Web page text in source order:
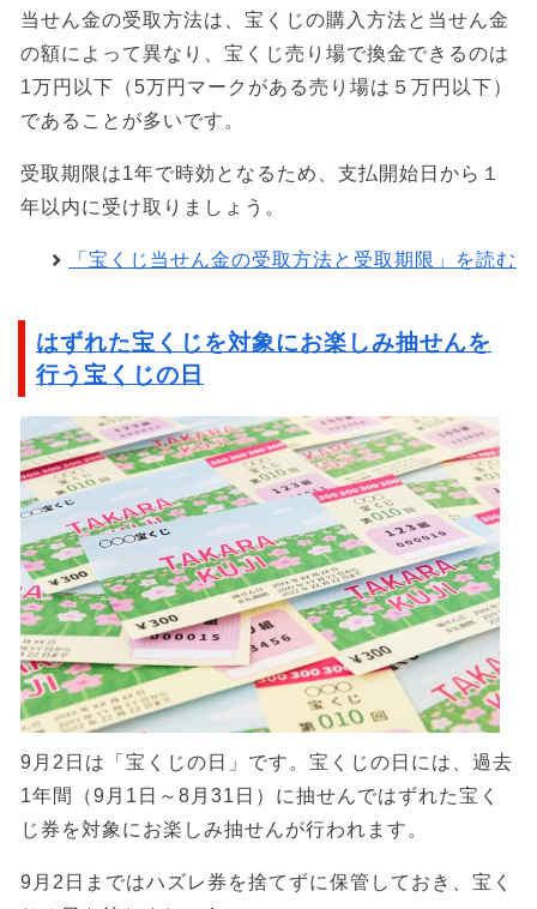
当せん金の受取方法は、宝くじの購入方法と当せん金
の額によって異なり、宝くじ売り場で換金できるのは
1万円以下（5万円マークがある売り場は５万円以下）
であることが多いです。
受取期限は1年で時効となるため、支払開始日から１
年以内に受け取りましょう。
「宝くじ当せん金の受取方法と受取期限」を読む
はずれた宝くじを対象にお楽しみ抽せんを
行う宝くじの日
9月2日は「宝くじの日」です。宝くじの日には、過去
1年間（9月1日～8月31日）に抽せんではずれた宝く
じ券を対象にお楽しみ抽せんが行われます。
9月2日まではハズレ券を捨てずに保管しておき、宝く